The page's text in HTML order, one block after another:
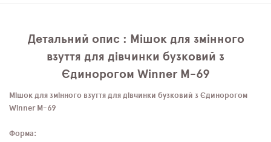
Детальний опис : Мішок для змінного
взуття для дівчинки бузковий з
Єдинорогом Winner M-69
Мішок для змінного взуття для дівчинки бузковий з Єдинорогом
Winner M-69
Форма: